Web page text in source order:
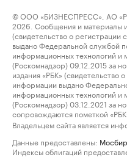
© ООО «БИЗНЕСПРЕСС», АО
2026. Сообщения и материалы
(свидетельство о
выдано Федеральной службой
информационных технологий и
(Роскомнадзор) 09.12.2015 за
издания «РБК» (свидетельство
информации выдано
информационных технологий и
(Роскомнадзор) 03.12.2021 за
сопровождаются пометкой
Владельцем сайта является
Данные предоставлены:
Индексы облигаций